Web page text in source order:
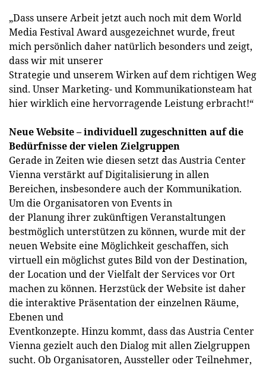
„Dass unsere Arbeit jetzt auch noch mit dem World
Media Festival Award ausgezeichnet wurde, freut
mich persönlich daher natürlich besonders und zeigt,
dass wir mit unserer
Strategie und unserem Wirken auf dem richtigen Weg
sind. Unser Marketing- und Kommunikationsteam hat
hier wirklich eine hervorragende Leistung erbracht!“
Neue Website – individuell zugeschnitten auf die
Bedürfnisse der vielen Zielgruppen
Gerade in Zeiten wie diesen setzt das Austria Center
Vienna verstärkt auf Digitalisierung in allen
Bereichen, insbesondere auch der Kommunikation.
Um die Organisatoren von Events in
der Planung ihrer zukünftigen Veranstaltungen
bestmöglich unterstützen zu können, wurde mit der
neuen Website eine Möglichkeit geschaffen, sich
virtuell ein möglichst gutes Bild von der Destination,
der Location und der Vielfalt der Services vor Ort
machen zu können. Herzstück der Website ist daher
die interaktive Präsentation der einzelnen Räume,
Ebenen und
Eventkonzepte. Hinzu kommt, dass das Austria Center
Vienna gezielt auch den Dialog mit allen Zielgruppen
sucht. Ob Organisatoren, Aussteller oder Teilnehmer,